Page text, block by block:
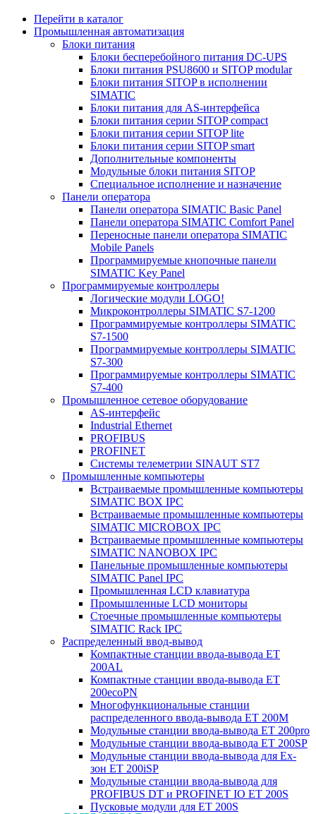
Перейти в каталог
Промышленная автоматизация
Блоки питания
Блоки бесперебойного питания DC-UPS
Блоки питания PSU8600 и SITOP modular
Блоки питания SITOP в исполнении
SIMATIC
Блоки питания для AS-интерфейса
Блоки питания серии SITOP compact
Блоки питания серии SITOP lite
Блоки питания серии SITOP smart
Дополнительные компоненты
Модульные блоки питания SITOP
Специальное исполнение и назначение
Панели оператора
Панели оператора SIMATIC Basic Panel
Панели оператора SIMATIC Comfort Panel
Переносные панели оператора SIMATIC
Mobile Panels
Программируемые кнопочные панели
SIMATIC Key Panel
Программируемые контроллеры
Логические модули LOGO!
Микроконтроллеры SIMATIC S7-1200
Программируемые контроллеры SIMATIC
S7-1500
Программируемые контроллеры SIMATIC
S7-300
Программируемые контроллеры SIMATIC
S7-400
Промышленное сетевое оборудование
AS-интерфейс
Industrial Ethernet
PROFIBUS
PROFINET
Системы телеметрии SINAUT ST7
Промышленные компьютеры
Встраиваемые промышленные компьютеры
SIMATIC BOX IPC
Встраиваемые промышленные компьютеры
SIMATIC MICROBOX IPC
Встраиваемые промышленные компьютеры
SIMATIC NANOBOX IPC
Панельные промышленные компьютеры
SIMATIC Panel IPC
Промышленная LCD клавиатура
Промышленные LCD мониторы
Стоечные промышленные компьютеры
SIMATIC Rack IPC
Распределенный ввод-вывод
Компактные станции ввода-вывода ET
200AL
Компактные станции ввода-вывода ET
200ecoPN
Многофункциональные станции
распределенного ввода-вывода ET 200M
Модульные станции ввода-вывода ET 200pro
Модульные станции ввода-вывода ET 200SP
Модульные станции ввода-вывода для Ex-
зон ET 200iSP
Модульные станции ввода-вывода для
PROFIBUS DT и PROFINET IO ET 200S
Пусковые модули для ET 200S